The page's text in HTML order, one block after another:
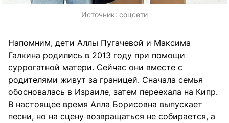
Источник: соцсети
Напомним, дети Аллы Пугачевой и Максима
Галкина родились в 2013 году при помощи
суррогатной матери. Сейчас они вместе с
родителями живут за границей. Сначала семья
обосновалась в Израиле, затем переехала на Кипр.
В настоящее время Алла Борисовна выпускает
песни, но на сцену возвращаться не собирается, а